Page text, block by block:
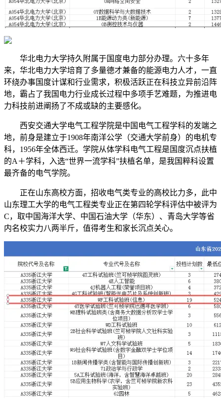
华北电力大学持久附属于国度电力部分办理。六十多年
来，华北电力大学培育了多量德才兼备的能源电力人才，一直
环绕办事国度计谋和行业需求，积极活跃正在科技立异前沿阵
地，霸占了我国电力行业成长过程中多项手艺难题，为推进电
力科技前进阐扬了不成或缺的主要感化。
西安交通大学电气工程学院是中国电气工程学科的发端之
地，前身是建立于1908年南洋公学（交通大学前身）的电机专
科，1956年全体西迁。学院从体学科电气工程是国度沉点扶植
的A＋学科，入选“世界一流学科”扶植名单，是我国粹科设置
最齐备的电气学院。
正在山东高校方面，招收电气类专业的高校比力多，此中
山东理工大学的电气工程类专业正在第四轮学科评估中被评为
C，取中国海洋大学、中国石油大学（华东）、青岛大学等省
内名校实力八两半斤，值得考生和家长沉点关心。